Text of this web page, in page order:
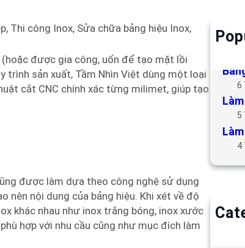
Thi công Inox, Sửa chữa bảng hiệu Inox,
được gia công, uốn để tạo mặt lồi
trình sản xuất, Tầm Nhìn Việt dùng một loại
cắt CNC chính xác từng milimet, giúp tạo
được làm dựa theo công nghệ sử dụng
nên nội dung của bảng hiệu. Khi xét về độ
khác nhau như inox trắng bóng, inox xước
hợp với nhu cầu cũng như mục đích làm
6
5
4